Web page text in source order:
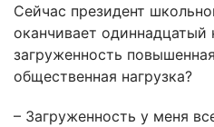
Сейчас президент
оканчивает одиннадцатый
загруженность
общественная нагрузка?
– Загруженность у меня